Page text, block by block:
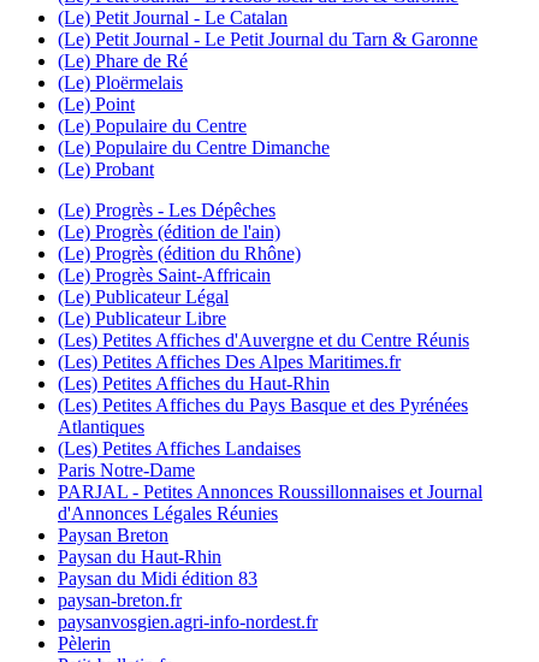
(Le) Petit Journal - Le Catalan
(Le) Petit Journal - Le Petit Journal du Tarn & Garonne
(Le) Phare de Ré
(Le) Ploërmelais
(Le) Point
(Le) Populaire du Centre
(Le) Populaire du Centre Dimanche
(Le) Probant
(Le) Progrès - Les Dépêches
(Le) Progrès (édition de l'ain)
(Le) Progrès (édition du Rhône)
(Le) Progrès Saint-Affricain
(Le) Publicateur Légal
(Le) Publicateur Libre
(Les) Petites Affiches d'Auvergne et du Centre Réunis
(Les) Petites Affiches Des Alpes Maritimes.fr
(Les) Petites Affiches du Haut-Rhin
(Les) Petites Affiches du Pays Basque et des Pyrénées
Atlantiques
(Les) Petites Affiches Landaises
Paris Notre-Dame
PARJAL - Petites Annonces Roussillonnaises et Journal
d'Annonces Légales Réunies
Paysan Breton
Paysan du Haut-Rhin
Paysan du Midi édition 83
paysan-breton.fr
paysanvosgien.agri-info-nordest.fr
Pèlerin